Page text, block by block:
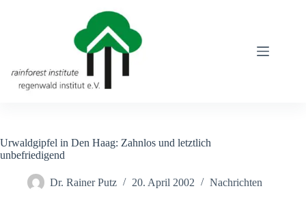
Urwaldgipfel in Den Haag: Zahnlos und letztlich
unbefriedigend
Dr. Rainer Putz 20. April 2002 Nachrichten